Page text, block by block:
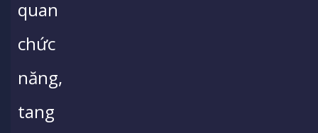
quan
chức
năng,
tang